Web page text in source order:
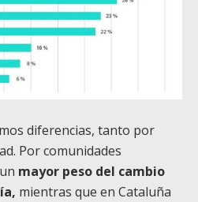
diferencias, tanto por
Por comunidades
mayor peso del cambio
mientras que en Cataluña